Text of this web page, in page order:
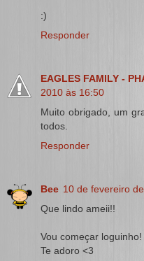
:)
Responder
EAGLES FAMILY -
2010 às 16:50
Muito obrigado, um
todos.
Responder
Bee 10 de fevereiro
Que lindo ameii!!
Vou começar loguinho!
Te adoro <3